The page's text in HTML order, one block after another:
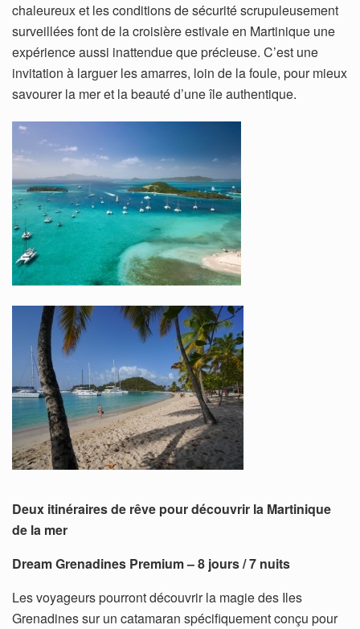
chaleureux et les conditions de sécurité scrupuleusement
surveillées font de la croisière estivale en Martinique une
expérience aussi inattendue que précieuse. C’est une
invitation à larguer les amarres, loin de la foule, pour mieux
savourer la mer et la beauté d’une île authentique.
Deux itinéraires de rêve pour découvrir la Martinique
de la mer
Dream Grenadines Premium – 8 jours / 7 nuits
Les voyageurs pourront découvrir la magie des Iles
Grenadines sur un catamaran spécifiquement conçu pour